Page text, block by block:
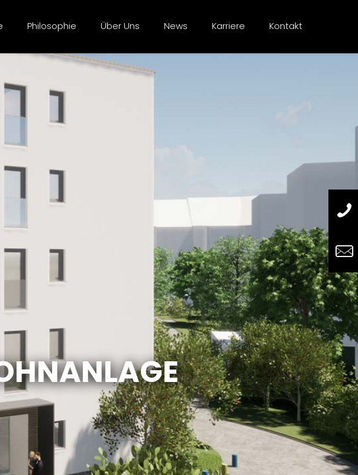
Philosophie Über Uns News Karriere Kontakt